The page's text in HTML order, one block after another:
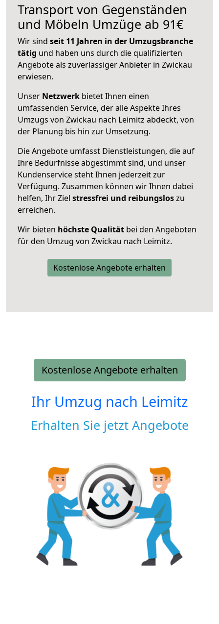
Transport von Gegenständen
und Möbeln Umzüge ab 91€
Wir sind seit 11 Jahren in der Umzugsbranche
tätig und haben uns durch die qualifizierten
Angebote als zuverlässiger Anbieter in Zwickau
erwiesen.
Unser Netzwerk bietet Ihnen einen
umfassenden Service, der alle Aspekte Ihres
Umzugs von Zwickau nach Leimitz abdeckt, von
der Planung bis hin zur Umsetzung.
Die Angebote umfasst Dienstleistungen, die auf
Ihre Bedürfnisse abgestimmt sind, und unser
Kundenservice steht Ihnen jederzeit zur
Verfügung. Zusammen können wir Ihnen dabei
helfen, Ihr Ziel stressfrei und reibungsloszu
erreichen.
Wir bieten höchste Qualität bei den Angeboten
für den Umzug von Zwickau nach Leimitz.
Kostenlose Angebote erhalten
Kostenlose Angebote erhalten
Ihr Umzug nach Leimitz
Erhalten Sie jetzt Angebote